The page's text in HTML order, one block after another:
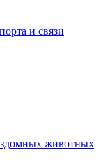
и связи
животных